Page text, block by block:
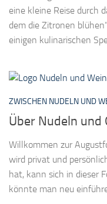
eine kleine Reise durch
dem die Zitronen
einigen kulinarischen
ZWISCHEN NUDELN UND
Über Nudeln und
Willkommen zur
wird privat und
hat, kann sich in dieser
könnte man neu